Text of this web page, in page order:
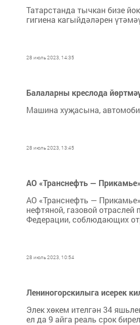
Татарстанда тычкан бизе
гигиена кагыйдәләрен
28 июль 2023, 14:35
Балаларны креслода
Машина хуҗасына,
28 июль 2023, 13:45
АО «Транснефть —
АО «Транснефть —
нефтяной, газовой
Федерации, соблюдающих
28 июль 2023, 10:54
Лениногорскилыга исерек
Элек хөкем ителгән 34
ел да 9 айга реаль срок